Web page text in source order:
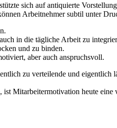
sich auf antiquierte
Arbeitnehmer subtil unter
in die tägliche Arbeit zu
und zu binden.
aber auch anspruchsvoll.
zu verteilende und
ist Mitarbeitermotivation heute